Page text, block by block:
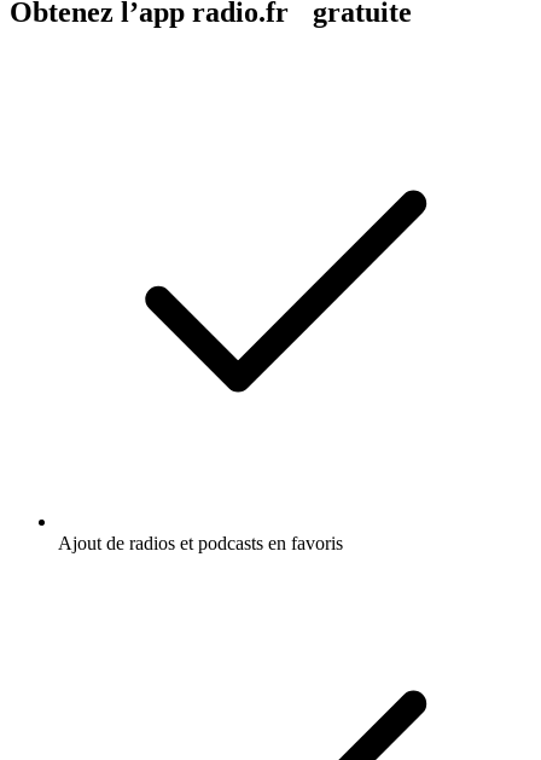
Obtenez l’app radio.fr gratuite
Ajout de radios et podcasts en favoris